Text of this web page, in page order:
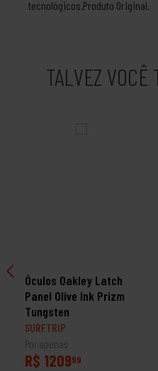
tecnológicos.Produto Original.
TALVEZ VOCÊ
Óculos Oakley Latch
Panel Olive Ink Prizm
Tungsten
SURFTRIP
Por apenas
R$ 120999